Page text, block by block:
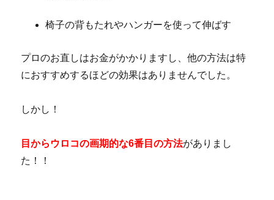
椅子の背もたれやハンガーを使って伸ばす
プロのお直しはお金がかかりますし、他の方法は特
におすすめするほどの効果はありませんでした。
しかし！
目からウロコの画期的な6番目の方法がありまし
た！！